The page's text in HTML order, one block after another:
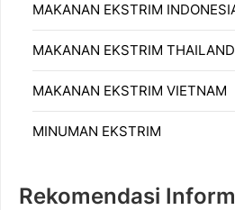
MAKANAN EKSTRIM
MAKANAN EKSTRIM THAILAND
MAKANAN EKSTRIM VIETNAM
MINUMAN EKSTRIM
Rekomendasi